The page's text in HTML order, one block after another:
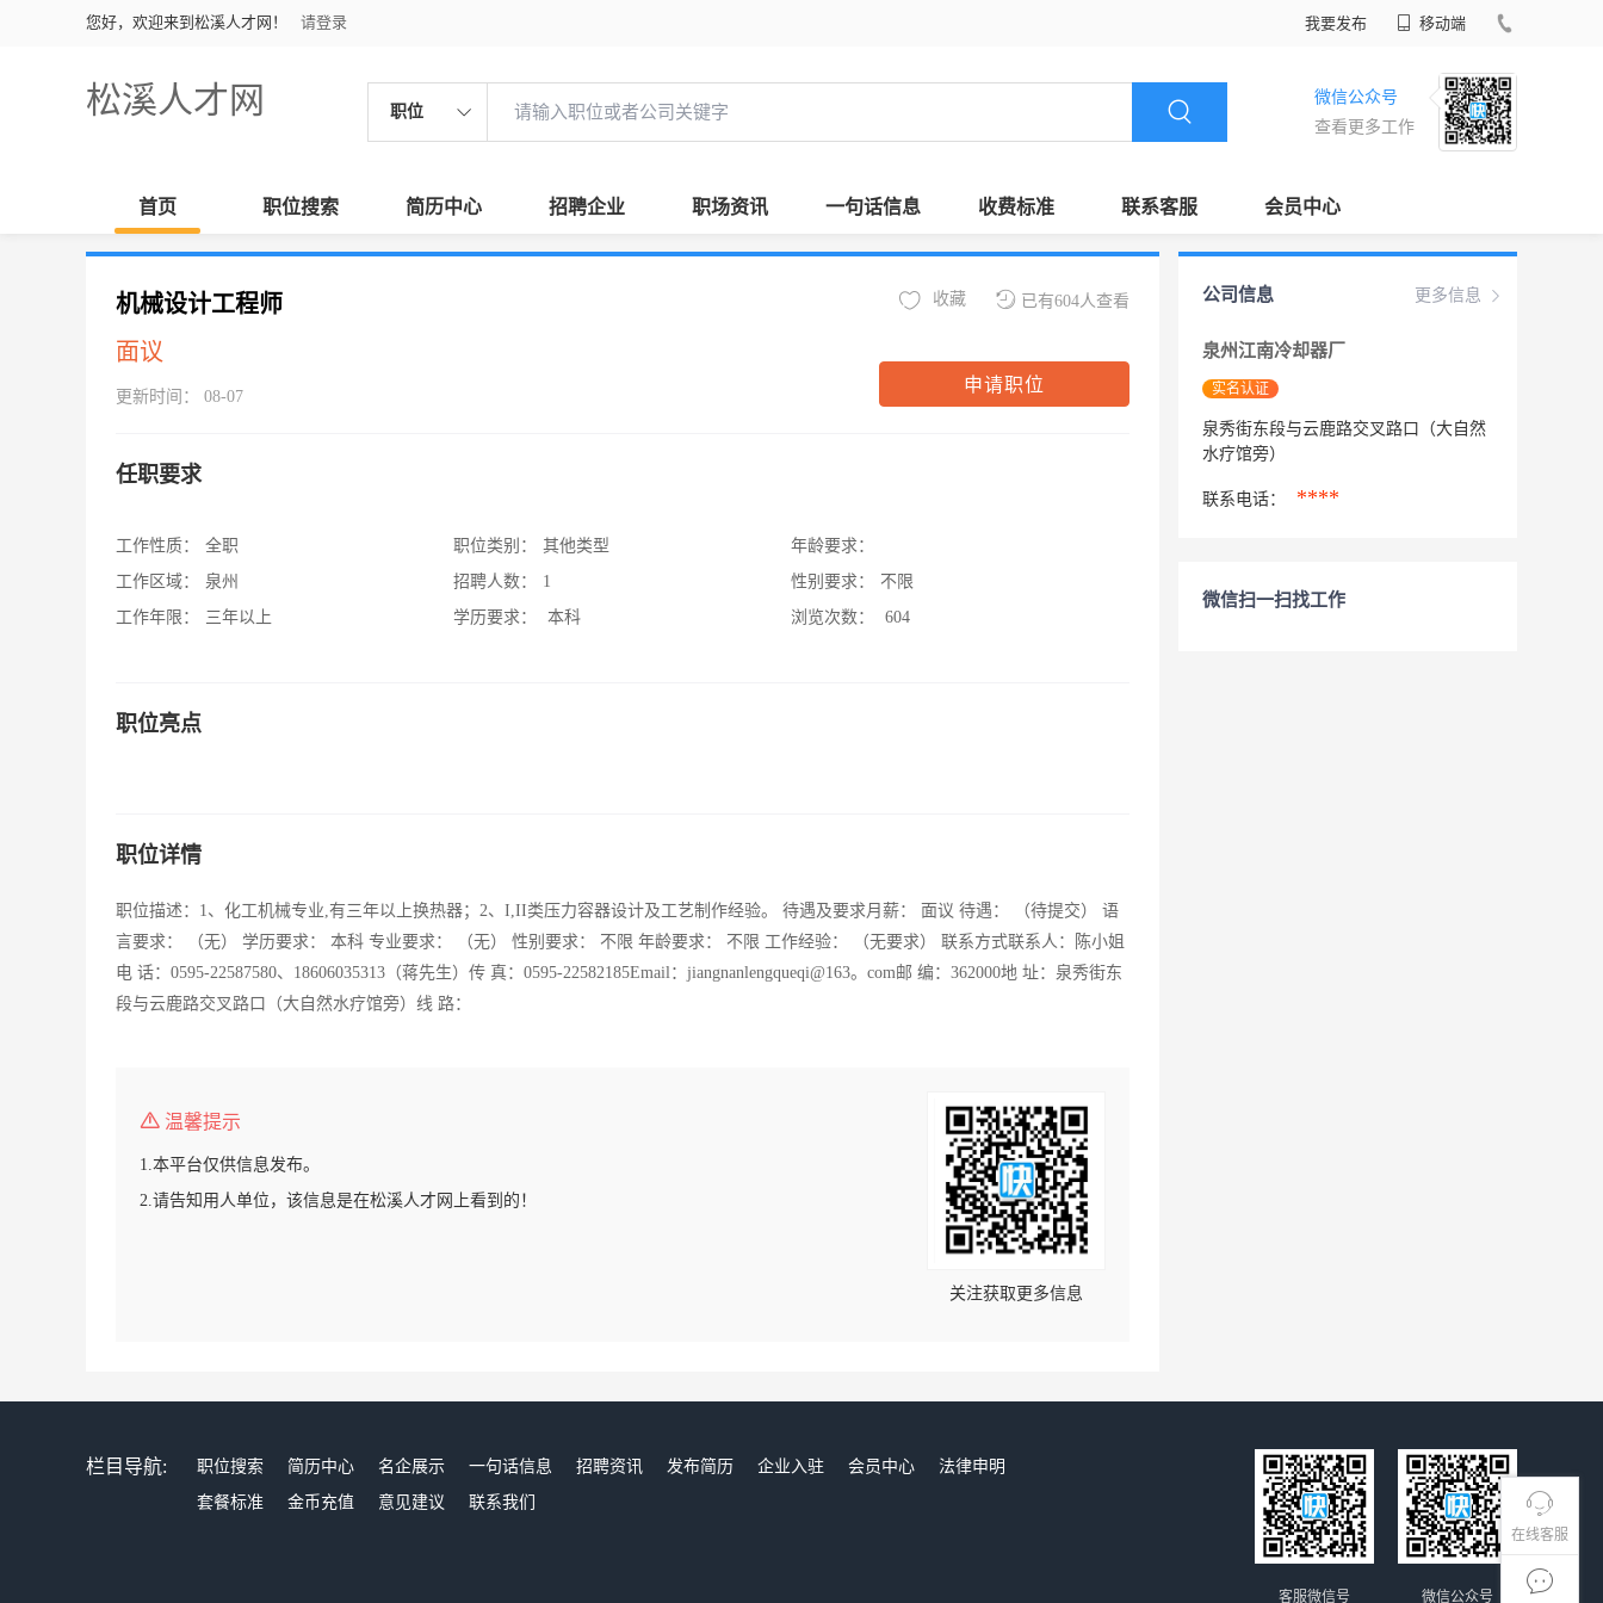
您好，欢迎来到松溪人才网！ 请登录 我要发布 移动端
松溪人才网 职位
微信公众号
查看更多工作
首页 职位搜索 简历中心 招聘企业 职场资讯 一句话信息 收费标准 联系客服 会员中心
在线客服
机械设计工程师
面议
更新时间： 08-07
已有604人查看
收藏
申请职位
任职要求
工作性质：
全职
工作区域：
泉州
工作年限：
三年以上
职位类别：
其他类型
招聘人数：
1
学历要求：
本科
年龄要求：
性别要求：
不限
浏览次数：
604
职位亮点
职位详情
职位描述：1、化工机械专业,有三年以上换热器；2、I,II类压力容器设计及工艺制作经验。 待遇及要求月薪： 面议 待遇： （待提交） 语
言要求： （无） 学历要求： 本科 专业要求： （无） 性别要求： 不限 年龄要求： 不限 工作经验： （无要求） 联系方式联系人：陈小姐
电 话：0595-22587580、18606035313（蒋先生）传 真：0595-22582185Email：jiangnanlengqueqi@163。com邮 编：362000地 址：泉秀街东
段与云鹿路交叉路口（大自然水疗馆旁）线 路：
温馨提示
1.本平台仅供信息发布。
2.请告知用人单位，该信息是在松溪人才网上看到的！
关注获取更多信息
更多信息
公司信息
泉州江南冷却器厂
实名认证
泉秀街东段与云鹿路交叉路口（大自然
水疗馆旁）
联系电话： ****
微信扫一扫找工作
栏目导航: 职位搜索 简历中心 名企展示 一句话信息 招聘资讯 发布简历 企业入驻 会员中心
法律申明
套餐标准
金币充值 意见建议 联系我们
微信公众号
客服微信号